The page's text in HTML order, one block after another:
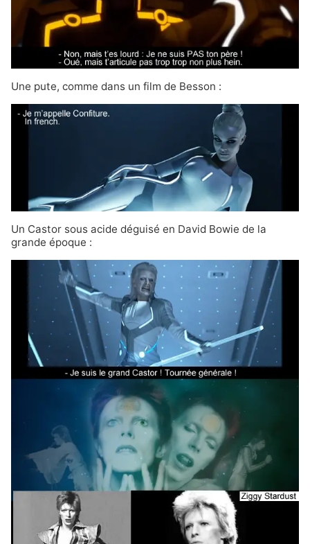
Une pute, comme dans un film de Besson :
Un Castor sous acide déguisé en David Bowie de la
grande époque :